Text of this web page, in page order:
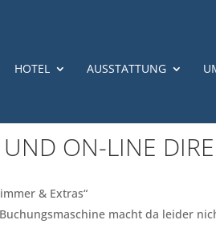
HOTEL AUSSTATTUNG
ON-LINE
& Extras“
macht da leider